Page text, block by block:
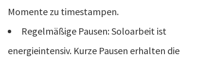
Momente zu timestampen.
Regelmäßige Pausen: Soloarbeit ist
energieintensiv. Kurze Pausen erhalten die